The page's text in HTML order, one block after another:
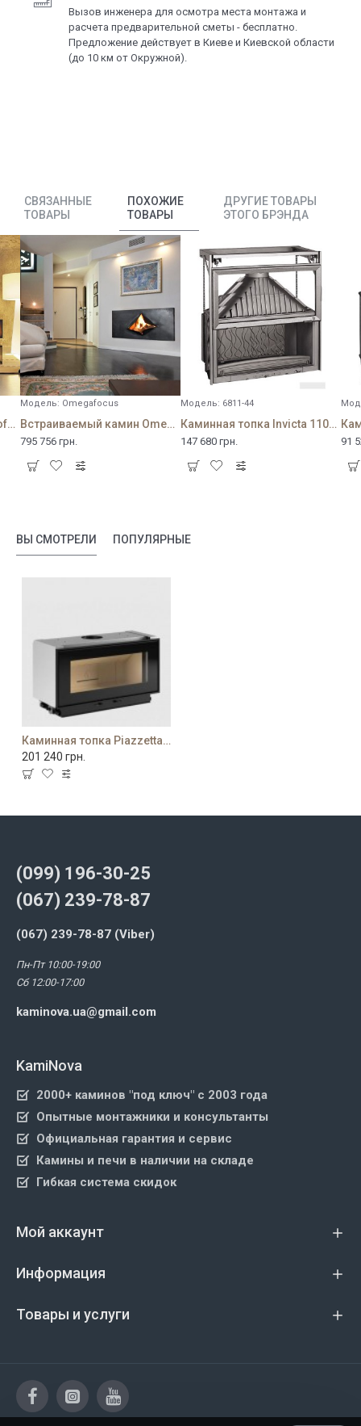
Вызов инженера для осмотра места монтажа и
расчета предварительной сметы - бесплатно.
Предложение действует в Киеве и Киевской области
(до 10 км от Окружной).
СВЯЗАННЫЕ
ТОВАРЫ
ПОХОЖИЕ
ТОВАРЫ
ДРУГИЕ ТОВАРЫ
ЭТОГО БРЭНДА
Встраиваемый камин Neofocus 1800
Модель: Omegafocus
Встраиваемый камин Omegafocus
795 756 грн.
Модель: 6811-44
Каминная топка Invicta 1100 Grande Vision relevable
147 680 грн. 91
ВЫ СМОТРЕЛИ ПОПУЛЯРНЫЕ
Каминная топка Piazzetta MC 105/48 BL
201 240 грн.
(099) 196-30-25
(067) 239-78-87
(067) 239-78-87 (Viber)
Пн-Пт 10:00-19:00
Сб 12:00-17:00
kaminova.ua@gmail.com
KamiNova
2000+ каминов "под ключ" с 2003 года
Опытные монтажники и консультанты
Официальная гарантия и сервис
Камины и печи в наличии на складе
Гибкая система скидок
Мой аккаунт
Информация
Товары и услуги